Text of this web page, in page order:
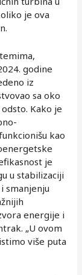
je ova
godine
iz
sa oko
Kako je
kao
je
u stabilizaciji
smanjenju
energije i
„U ovom
više puta